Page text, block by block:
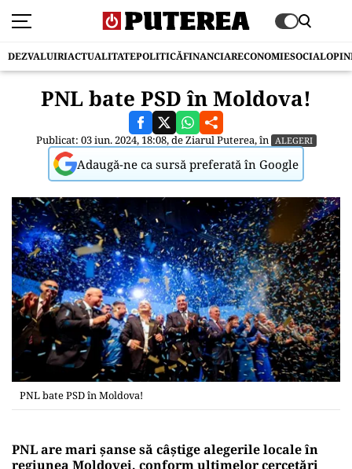
DEZVALUIRIACTUALITATEPOLITICĂFINANCIARECONOMIESOCIAL
PNL bate PSD în Moldova!
Publicat: 03 iun. 2024, 18:08, deZiarul Puterea, în ALEGERI
Adaugă-ne ca sursă preferată în Google
PNL bate PSD în Moldova!
PNL are mari șanse să câștige alegerile locale în
regiunea Moldovei, conform ultimelor cercetări